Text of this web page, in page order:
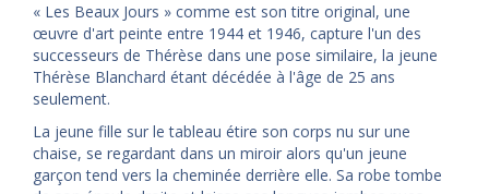
« Les Beaux Jours » comme est son titre original, une
œuvre d'art peinte entre 1944 et 1946, capture l'un des
successeurs de Thérèse dans une pose similaire, la jeune
Thérèse Blanchard étant décédée à l'âge de 25 ans
seulement.
La jeune fille sur le tableau étire son corps nu sur une
chaise, se regardant dans un miroir alors qu'un jeune
garçon tend vers la cheminée derrière elle. Sa robe tombe